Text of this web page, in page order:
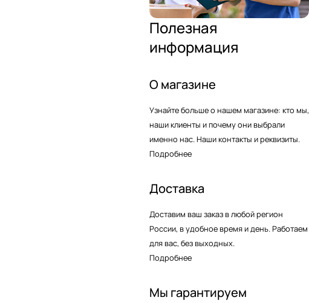
Полезная
информация
О магазине
Узнайте больше о нашем магазине: кто мы,
наши клиенты и почему они выбрали
именно нас. Наши контакты и реквизиты.
Подробнее
Доставка
Доставим ваш заказ в любой регион
России, в удобное время и день. Работаем
для вас, без выходных.
Подробнее
Мы гарантируем